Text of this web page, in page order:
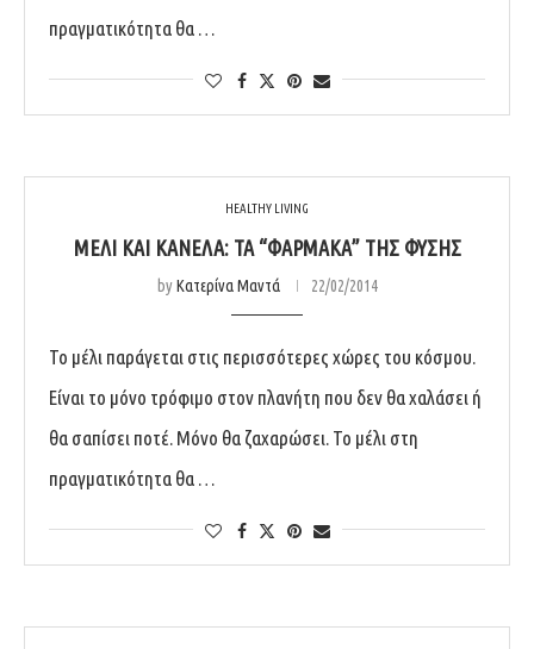
πραγματικότητα θα …
HEALTHY LIVING
ΜΈΛΙ ΚΑΙ ΚΑΝΈΛΑ: ΤΑ “ΦΆΡΜΑΚΑ” ΤΗΣ ΦΎΣΗΣ
byΚατερίνα Μαντά 22/02/2014
Το μέλι παράγεται στις περισσότερες χώρες του κόσμου.
Είναι το μόνο τρόφιμο στον πλανήτη που δεν θα χαλάσει ή
θα σαπίσει ποτέ. Μόνο θα ζαχαρώσει. Το μέλι στη
πραγματικότητα θα …